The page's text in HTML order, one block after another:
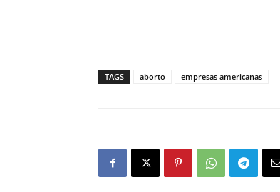
TAGS aborto empresas americanas